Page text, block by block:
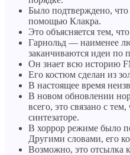
Было подтверждено,
помощью Клакра.
Это объясняется тем,
Гарнольд — наименее
заканчиваются идеи по
Он знает всю историю
Его костюм сделан из
В настоящее время
В новом обновлении
всего, это связано с
синтезаторе.
В хоррор режиме было
Другими словами, его
Возможно, это отсылка